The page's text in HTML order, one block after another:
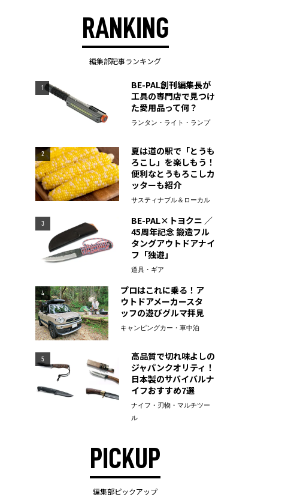
RANKING
編集部記事ランキング
1
BE-PAL創刊編集長が
工具の専門店で見つけ
た愛用品って何？
ランタン・ライト・ランプ
2
夏は道の駅で「とうも
ろこし」を楽しもう！
便利なとうもろこしカ
ッターも紹介
サスティナブル＆ローカル
3
BE-PAL×トヨクニ ／
45周年記念 鍛造フル
タングアウトドアナイ
フ「独遊」
道具・ギア
4
プロはこれに乗る！ア
ウトドアメーカースタ
ッフの遊びグルマ拝見
キャンピングカー・車中泊
5
高品質で切れ味よしの
ジャパンクオリティ！
日本製のサバイバルナ
イフおすすめ7選
ナイフ・刃物・マルチツー
ル
PICKUP
編集部ピックアップ